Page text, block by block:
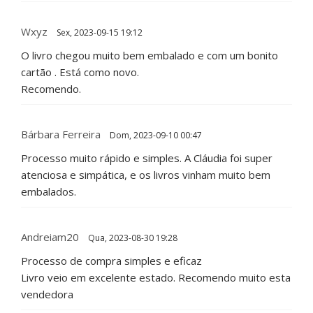
Wxyz Sex, 2023-09-15 19:12
O livro chegou muito bem embalado e com um bonito
cartão . Está como novo.
Recomendo.
Bárbara Ferreira Dom, 2023-09-10 00:47
Processo muito rápido e simples. A Cláudia foi super
atenciosa e simpática, e os livros vinham muito bem
embalados.
Andreiam20 Qua, 2023-08-30 19:28
Processo de compra simples e eficaz
Livro veio em excelente estado. Recomendo muito esta
vendedora